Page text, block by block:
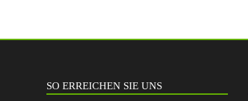
SO ERREICHEN SIE UNS